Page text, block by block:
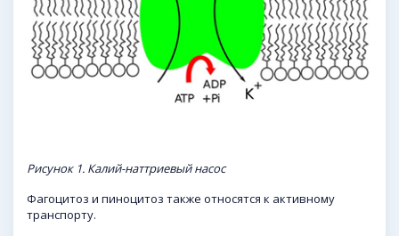
Рисунок 1. Калий-наттриевый насос
Фагоцитоз и пиноцитоз также относятся к активному
транспорту.